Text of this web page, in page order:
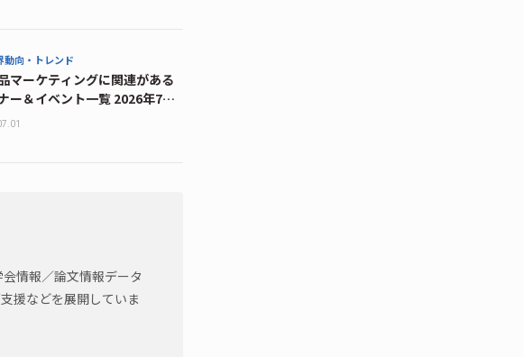
動向・トレンド
マーケティングに関連がある
ー＆イベント一覧 2026年7
編
情報／論文情報データ
援などを展開していま